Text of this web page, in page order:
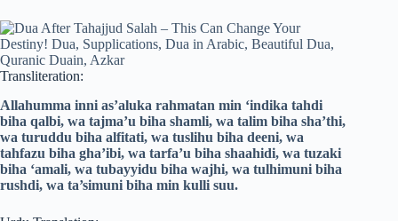
Transliteration:
Allahumma inni as’aluka rahmatan min ‘indika tahdi
biha qalbi, wa tajma’u biha shamli, wa talim biha sha’thi,
wa turuddu biha alfitati, wa tuslihu biha deeni, wa
tahfazu biha gha’ibi, wa tarfa’u biha shaahidi, wa tuzaki
biha ‘amali, wa tubayyidu biha wajhi, wa tulhimuni biha
rushdi, wa ta’simuni biha min kulli suu.